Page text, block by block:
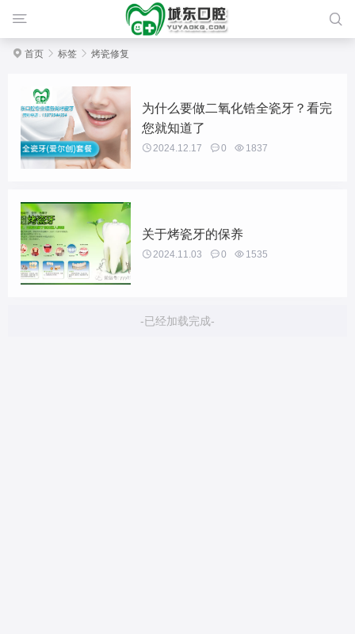
 
 首页  标签  烤瓷修复
为什么要做二氧化锆全瓷牙？看完
您就知道了
2024.12.17 0  1837
关于烤瓷牙的保养
2024.11.03 0  1535
-已经加载完成-